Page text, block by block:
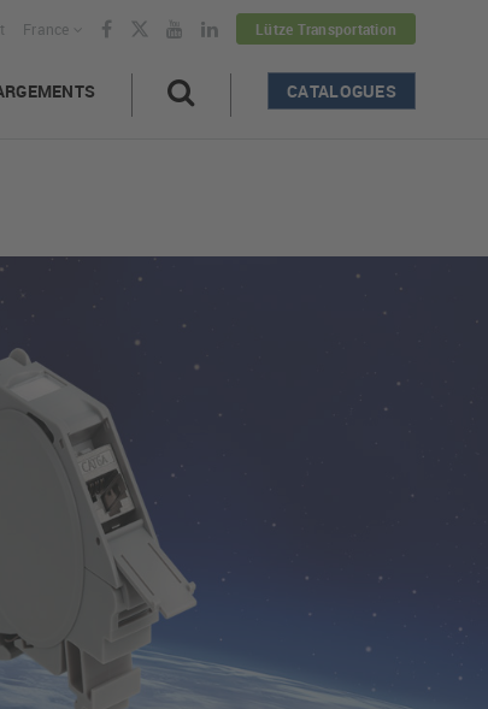
Lütze Transportation
France
CATALOGUES